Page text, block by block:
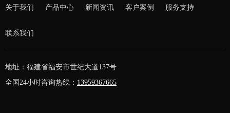
关于我们 产品中心 新闻资讯 客户案例 服务支持
联系我们
地址：福建省福安市世纪大道137号
全国24小时咨询热线： 13959367665